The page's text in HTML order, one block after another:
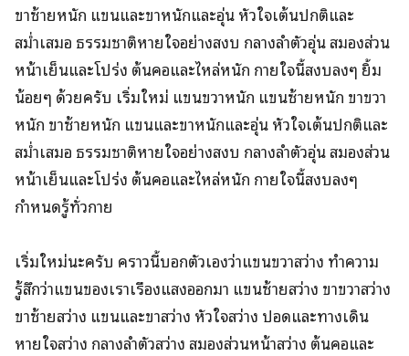
ขาซ้ายหนัก แขนและขาหนักและอุ่น หัวใจเต้นปกติและ
สม่ำเสมอ ธรรมชาติหายใจอย่างสงบ กลางลำตัวอุ่น สมองส่วน
หน้าเย็นและโปร่ง ต้นคอและไหล่หนัก กายใจนี้สงบลงๆ ยิ้ม
น้อยๆ ด้วยครับ เริ่มใหม่ แขนขวาหนัก แขนซ้ายหนัก ขาขวา
หนัก ขาซ้ายหนัก แขนและขาหนักและอุ่น หัวใจเต้นปกติและ
สม่ำเสมอ ธรรมชาติหายใจอย่างสงบ กลางลำตัวอุ่น สมองส่วน
หน้าเย็นและโปร่ง ต้นคอและไหล่หนัก กายใจนี้สงบลงๆ
กำหนดรู้ทั่วกาย
เริ่มใหม่นะครับ คราวนี้บอกตัวเองว่าแขนขวาสว่าง ทำความ
รู้สึกว่าแขนของเราเรืองแสงออกมา แขนซ้ายสว่าง ขาขวาสว่าง
ขาซ้ายสว่าง แขนและขาสว่าง หัวใจสว่าง ปอดและทางเดิน
หายใจสว่าง กลางลำตัวสว่าง สมองส่วนหน้าสว่าง ต้นคอและ